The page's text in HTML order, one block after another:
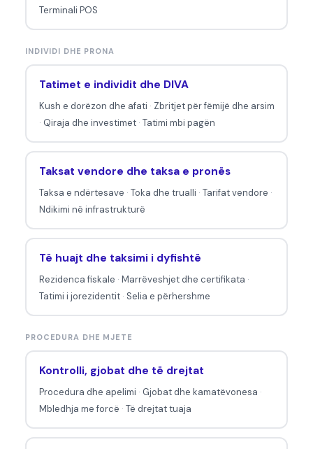
Terminali POS
INDIVIDI DHE PRONA
Tatimet e individit dhe DIVA
Kush e dorëzon dhe afati · Zbritjet për fëmijë dhe arsim
· Qiraja dhe investimet· Tatimi mbi pagën
Taksat vendore dhe taksa e pronës
Taksa e ndërtesave · Toka dhe trualli · Tarifat vendore ·
Ndikimi në infrastrukturë
Të huajt dhe taksimi i dyfishtë
Rezidenca fiskale · Marrëveshjet dhe certifikata ·
Tatimi i jorezidentit· Selia e përhershme
PROCEDURA DHE MJETE
Kontrolli, gjobat dhe të drejtat
Procedura dhe apelimi · Gjobat dhe kamatëvonesa ·
Mbledhja me forcë · Të drejtat tuaja